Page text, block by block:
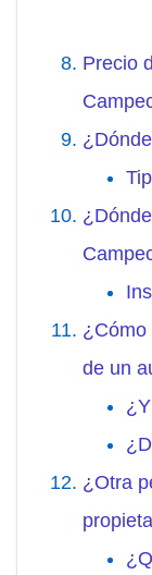
Precio
¿Cómo
de un
¿Otra